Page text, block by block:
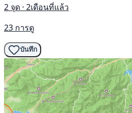
2 จุด · 2เดือนที่แล้ว
23 การดู
บันทึก